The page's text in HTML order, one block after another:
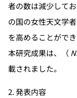
者の数は減少して
の国の女性天文学
を高めることがで
本研究成果は、（
載されました。
2. 発表内容